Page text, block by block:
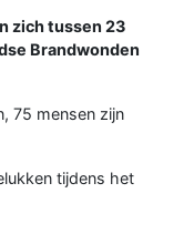
zich tussen 23
Brandwonden
75 mensen zijn
tijdens het